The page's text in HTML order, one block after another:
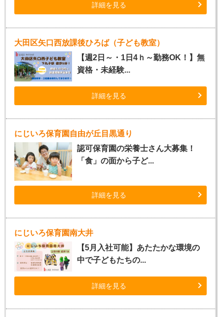
詳細を見る
大田区矢口西放課後ひろば（子ども教室）
【週2日～・1日4ｈ～勤務OK！】無
資格・未経験...
詳細を見る
にじいろ保育園自由が丘目黒通り
認可保育園の栄養士さん大募集！
「食」の面から子ど...
詳細を見る
にじいろ保育園南大井
【5月入社可能】あたたかな環境の
中で子どもたちの...
詳細を見る